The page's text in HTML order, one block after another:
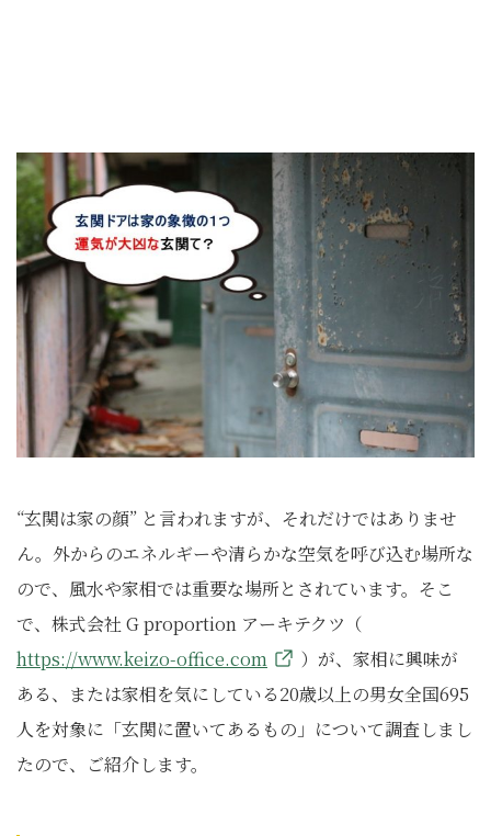
“玄関は家の顔” と言われますが、それだけではありませ
ん。外からのエネルギーや清らかな空気を呼び込む場所な
ので、風水や家相では重要な場所とされています。そこ
で、株式会社 G proportion アーキテクツ（
https://www.keizo-office.com
）が、家相に興味が
ある、または家相を気にしている20歳以上の男女全国695
人を対象に「玄関に置いてあるもの」について調査しまし
たので、ご紹介します。